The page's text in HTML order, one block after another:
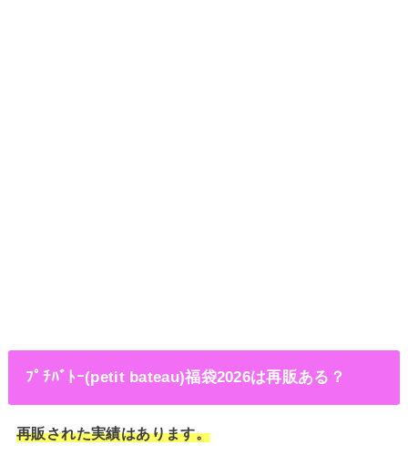
ﾌﾟﾁﾊﾞﾄｰ(petit bateau)福袋2026は再販ある？
再販された実績はあります。